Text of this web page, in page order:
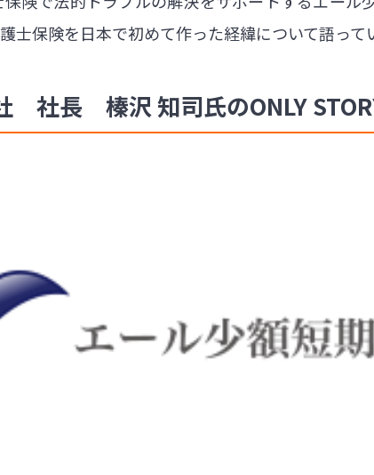
士保険を日本で初めて作った経緯について語って
社長 榛沢 知司氏のONLY